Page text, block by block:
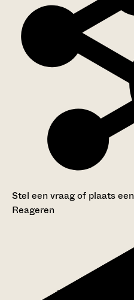
Stel een vraag of plaats
Reageren